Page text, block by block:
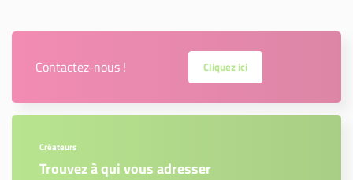
Contactez-nous ! Cliquez ici
Créateurs
Trouvez à qui vous adresser